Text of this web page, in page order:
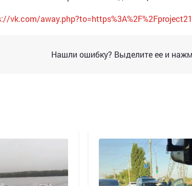
vk.com/
Нашли ошибку? Выделите ее и